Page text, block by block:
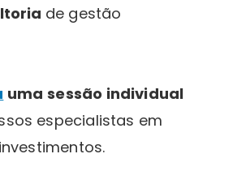
de gestão
uma sessão individual
especialistas em